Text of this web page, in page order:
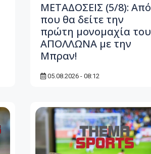
ΜΕΤΑΔΟΣΕΙΣ (5/8): Από
που θα δείτε την
πρώτη μονομαχία του
ΑΠΟΛΛΩΝΑ με την
Μπραν!
05.08.2026 - 08:12